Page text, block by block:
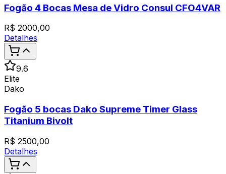
Fogão 4 Bocas Mesa de Vidro Consul CFO4VAR
R$ 2000,00
Detalhes
9.6
Elite
Dako
Fogão 5 bocas Dako Supreme Timer Glass
Titanium Bivolt
R$ 2500,00
Detalhes